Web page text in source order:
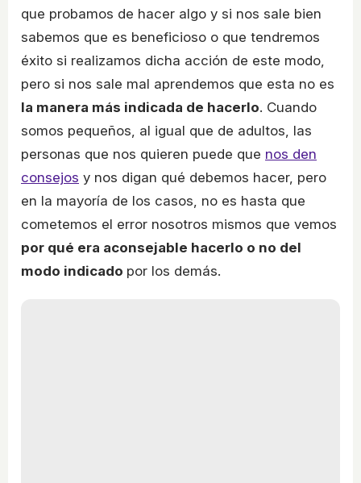
que probamos de hacer algo y si nos sale bien
sabemos que es beneficioso o que tendremos
éxito si realizamos dicha acción de este modo,
pero si nos sale mal aprendemos que esta no es
la manera más indicada de hacerlo. Cuando
somos pequeños, al igual que de adultos, las
personas que nos quieren puede que nos den
consejos y nos digan qué debemos hacer, pero
en la mayoría de los casos, no es hasta que
cometemos el error nosotros mismos que vemos
por qué era aconsejable hacerlo o no del
modo indicado por los demás.